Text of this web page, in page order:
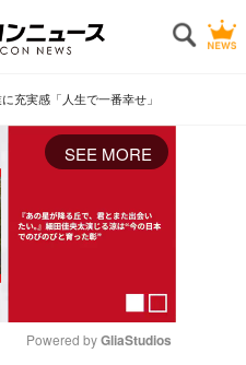
充実感「人生で一番幸せ」
SEE MORE
Powered by GliaStudios